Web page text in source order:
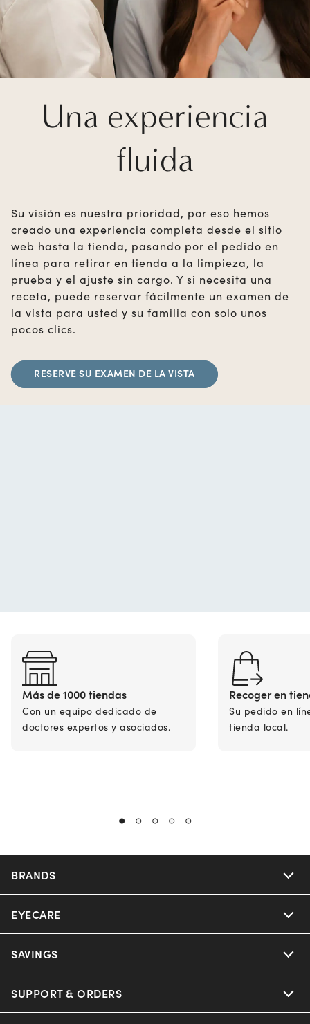
Una experiencia
fluida
Su visión es nuestra prioridad, por eso hemos
creado una experiencia completa desde el sitio
web hasta la tienda, pasando por el pedido en
línea para retirar en tienda a la limpieza, la
prueba y el ajuste sin cargo. Y si necesita una
receta, puede reservar fácilmente un examen de
la vista para usted y su familia con solo unos
pocos clics.
RESERVE SU EXAMEN DE LA VISTA
Más de 1000 tiendas
Con un equipo dedicado de
doctores expertos y asociados.
Recoger en
Su pedido en
tienda local.
BRANDS
Nuance Audio
Ray-Ban
EYECARE
Our Eyeglasses
Our Sunglasses
SAVINGS
Offers & Discount
SUPPORT & ORDERS